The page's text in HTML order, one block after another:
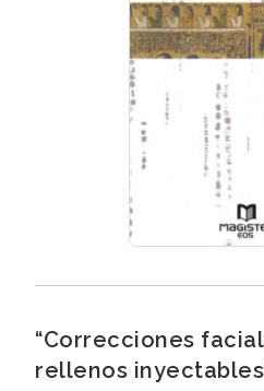
“Correcciones
rellenos